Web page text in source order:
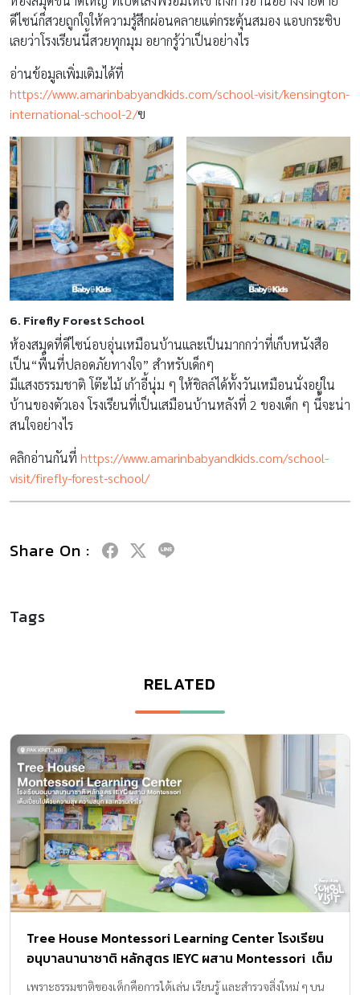
ดีไซน์ก็สวยถูกใจให้ความรู้สึกผ่อนคลายแต่กระตุ้นสมอง แอบกระซิบ
เลยว่าโรงเรียนนี้สวยทุกมุม อยากรู้ว่าเป็นอย่างไร
อ่านข้อมูลเพิ่มเติมได้ที่
https://www.amarinbabyandkids.com/school-visit/kensington-
international-school-2/ฃ
6. Firefly Forest School
ห้องสมุดที่ดีไซน์อบอุ่นเหมือนบ้านและเป็นมากกว่าที่เก็บหนังสือ
เป็น“พื้นที่ปลอดภัยทางใจ” สำหรับเด็กๆ
มีแสงธรรมชาติ โต๊ะไม้ เก้าอี้นุ่ม ๆ ให้ชิลล์ได้ทั้งวันเหมือนนั่งอยู่ใน
บ้านของตัวเอง โรงเรียนที่เป็นเสมือนบ้านหลังที่ 2 ของเด็ก ๆ นี้จะน่า
สนใจอย่างไร
คลิกอ่านกันที่ https://www.amarinbabyandkids.com/school-
visit/firefly-forest-school/
Share On :
Tags
RELATED
Tree House Montessori Learning Center โรงเรียน
อนุบาลนานาชาติ หลักสูตร IEYC ผสาน Montessori เต็ม
เปี่ยมไปด้วยความสุข ความสนุก และความเข้าใจ
เพราะธรรมชาติของเด็กคือการได้เล่น เรียนรู้ และสำรวจสิ่งใหม่ ๆ บน